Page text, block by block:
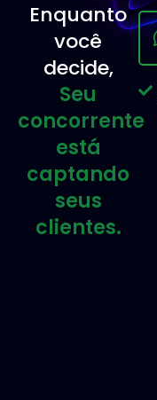
Enquanto
você
decide,
Seu
concorrente
está
captando
seus
clientes.